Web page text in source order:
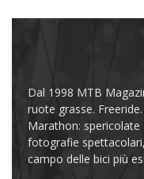
Dal 1998 MTB
ruote grasse.
Marathon:
fotografie
campo delle bici più